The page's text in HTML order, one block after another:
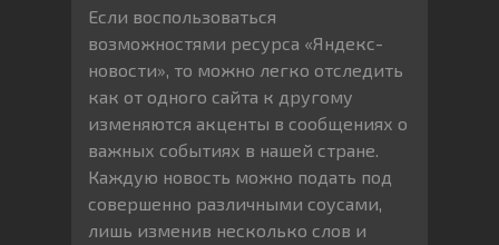
Если воспользоваться
возможностями ресурса «Яндекс-
новости», то можно легко отследить
как от одного сайта к другому
изменяются акценты в сообщениях о
важных событиях в нашей стране.
Каждую новость можно подать под
совершенно различными соусами,
лишь изменив несколько слов и